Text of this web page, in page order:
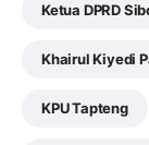
Ketua DPRD
Khairul Kiyedi
KPU Tapteng